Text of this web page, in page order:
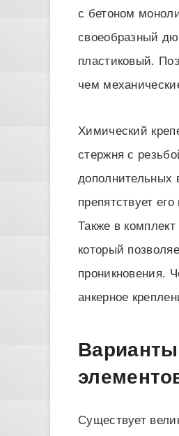
с бетоном
своеобразный
пластиковый.
чем
Химический
стержня с
дополнительных
препятствует
Также в
который
проникновения.
анкерное
Существует